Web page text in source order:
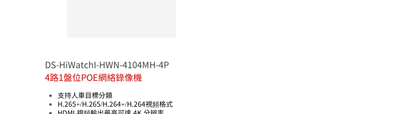
DS-HiWatchI-HWN-4104MH-4P
4路1盤位POE網絡錄像機
支持人車目標分類
H.265+/H.265/H.264+/H.264視頻格式